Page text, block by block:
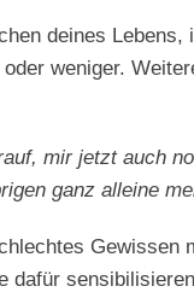
deines
weniger.
mir jetzt auch
ganz alleine
Gewissen
dafür